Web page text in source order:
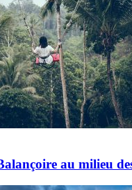
au milieu